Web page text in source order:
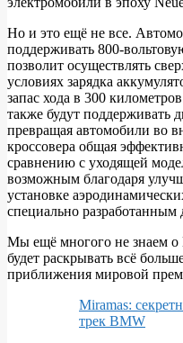
Но и это ещё не все.
поддерживать 800-
позволит осуществлять
условиях зарядка
запас хода в 300
также будут поддерживать
превращая автомобили во
кроссовера общая
сравнению с уходящей
возможным благодаря
установке
специально разработанным
Мы ещё многого не знаем о
будет раскрывать всё
приближения мировой
Miramas:
трек BMW